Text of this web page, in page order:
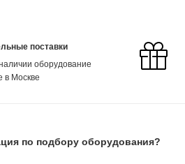
поставки
оборудование
в Москве
по подбору оборудования?